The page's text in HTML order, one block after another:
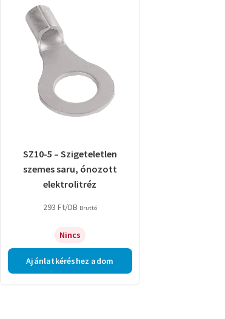
SZ10-5 – Szigeteletlen
szemes saru, ónozott
elektrolitréz
293 Ft/DB Bruttó
Nincs
Ajánlatkéréshez adom